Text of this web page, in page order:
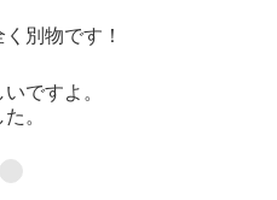
別物です！
ですよ。
。